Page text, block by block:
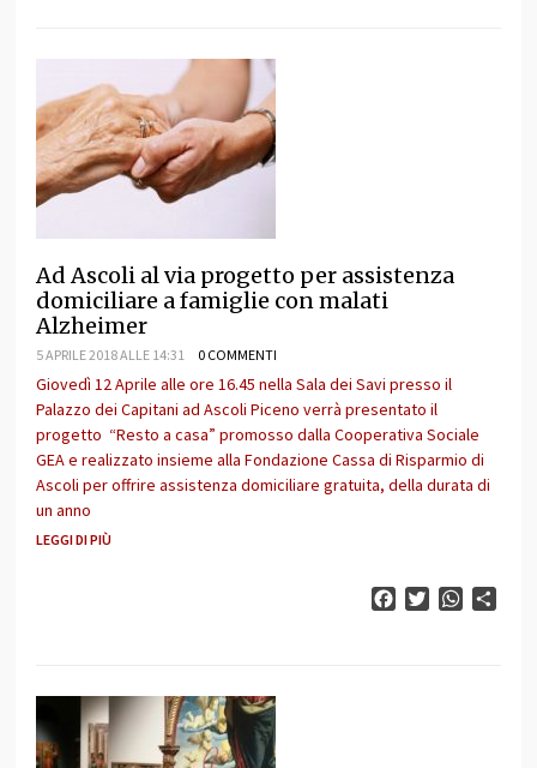
Ad Ascoli al via progetto per assistenza
domiciliare a famiglie con malati
Alzheimer
5 APRILE 2018 ALLE 14:31 0 COMMENTI
Giovedì 12 Aprile alle ore 16.45 nella Sala dei Savi presso il
Palazzo dei Capitani ad Ascoli Piceno verrà presentato il
progetto “Resto a casa” promosso dalla Cooperativa Sociale
GEA e realizzato insieme alla Fondazione Cassa di Risparmio di
Ascoli per offrire assistenza domiciliare gratuita, della durata di
un anno
LEGGI DI PIÙ
FacebookTwitter